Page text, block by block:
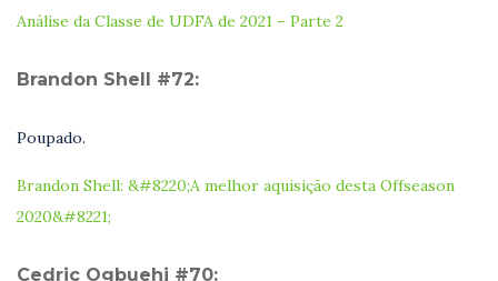
Análise da Classe de UDFA de 2021 – Parte 2
Brandon Shell #72:
Poupado.
Brandon Shell: &#8220;A melhor aquisição desta Offseason
2020&#8221;
Cedric Ogbuehi #70: